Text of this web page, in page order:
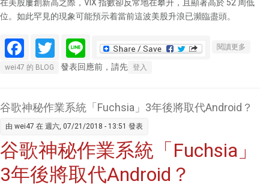
在美股屢創新高之際，VIX 指數卻反常地在攀升，且顯著高於 52 周低
位。如此罕見的現象可能預示着當前這波美股升浪已瀕臨盡頭。
Facebook
Twitter
Line 閱讀更多
初暴跌
wei47 的 BLOG 發表回應前，請先 登入
谷歌神秘作業系統「Fuchsia」3年後將取代Android？
由 wei47 在 週六, 07/21/2018 - 13:51 發表
谷歌神秘作業系統「Fuchsia」
3年後將取代Android？